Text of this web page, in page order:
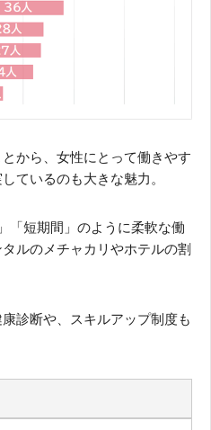
から、女性にとって働きやす
ているのも大きな魅力。
「短期間」のように柔軟な働
ルのメチャカリやホテルの割
診断や、スキルアップ制度も